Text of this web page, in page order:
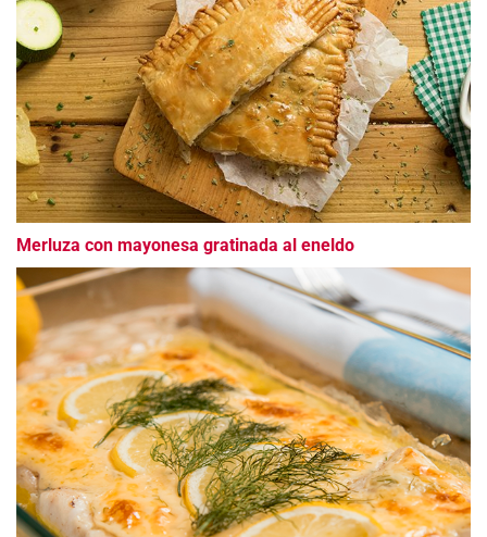
Merluza con mayonesa gratinada al eneldo